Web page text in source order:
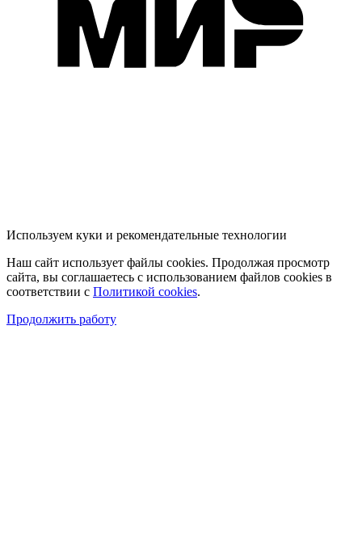
Используем куки и рекомендательные технологии
Наш сайт использует файлы cookies. Продолжая просмотр
сайта, вы соглашаетесь с использованием файлов cookies в
соответствии с Политикой cookies.
Продолжить работу